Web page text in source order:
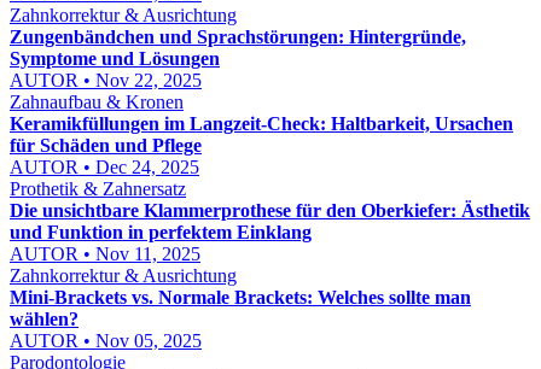
Zahnkorrektur & Ausrichtung
Zungenbändchen und Sprachstörungen: Hintergründe,
Symptome und Lösungen
AUTOR • Nov 22, 2025
Zahnaufbau & Kronen
Keramikfüllungen im Langzeit-Check: Haltbarkeit, Ursachen
für Schäden und Pflege
AUTOR • Dec 24, 2025
Prothetik & Zahnersatz
Die unsichtbare Klammerprothese für den Oberkiefer: Ästhetik
und Funktion in perfektem Einklang
AUTOR • Nov 11, 2025
Zahnkorrektur & Ausrichtung
Mini-Brackets vs. Normale Brackets: Welches sollte man
wählen?
AUTOR • Nov 05, 2025
Parodontologie